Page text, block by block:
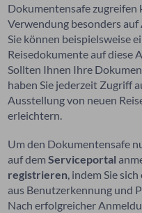
Dokumentensafe zugreifen
Verwendung besonders auf
Sie können beispielsweise
Reisedokumente auf diese
Sollten Ihnen Ihre
haben Sie jederzeit Zugriff
Ausstellung von neuen
erleichtern.
Um den Dokumentensafe
auf demServiceportal
registrieren, indem Sie
aus Benutzerkennung und
Nach erfolgreicher